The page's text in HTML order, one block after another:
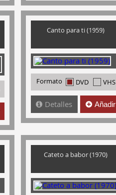
Canto para ti (1959)
Formato DVD VHS
Detalles Añadir
Cateto a babor (1970)